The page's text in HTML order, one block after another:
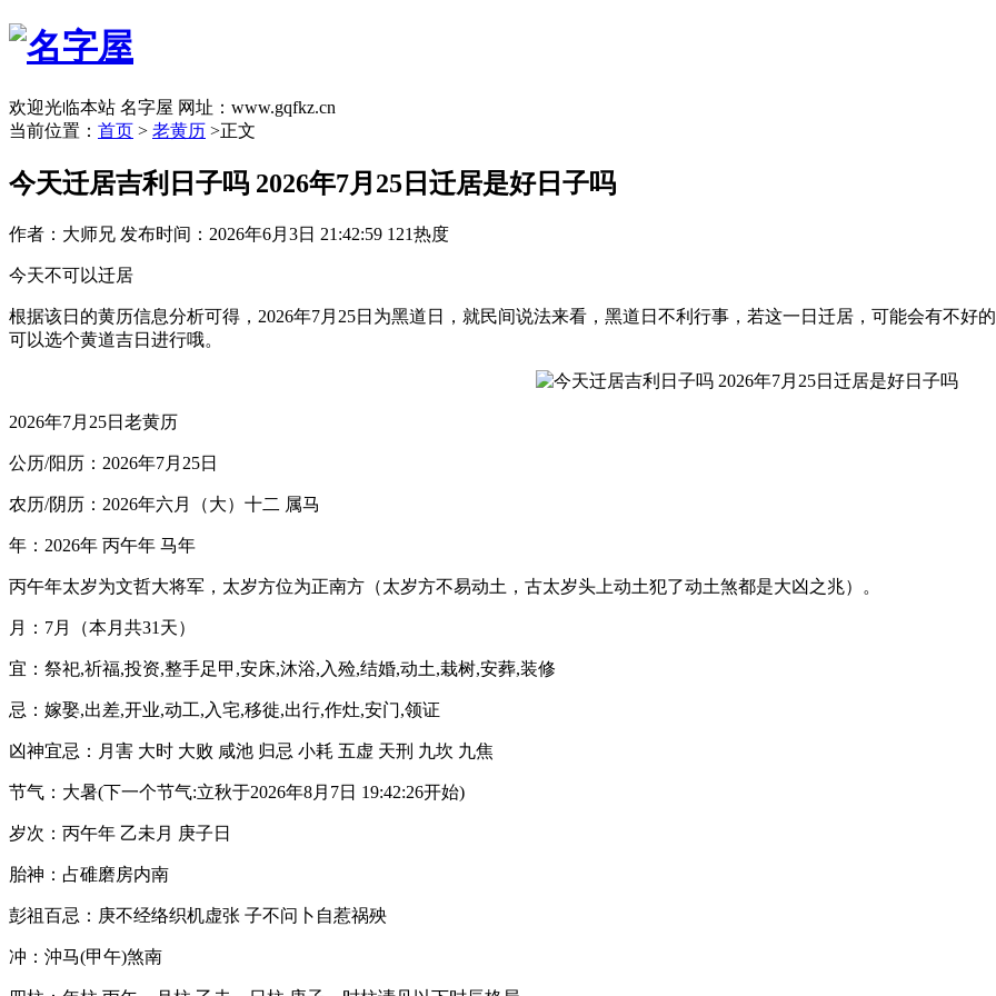
欢迎光临本站 名字屋 网址：www.gqfkz.cn
当前位置： 首页 > 老黄历 >正文
今天迁居吉利日子吗 2026年7月25日迁居是好日子吗
作者：大师兄 发布时间：2026年6月3日 21:42:59 121热度
今天不可以迁居
根据该日的黄历信息分析可得，2026年7月25日为黑道日，就民间说法来看，黑道日不利行事，若这一日迁居，可能会有不好
可以选个黄道吉日进行哦。
2026年7月25日老黄历
公历/阳历：2026年7月25日
农历/阴历：2026年六月（大）十二 属马
年：2026年 丙午年 马年
丙午年太岁为文哲大将军，太岁方位为正南方（太岁方不易动土，古太岁头上动土犯了动土煞都是大凶之兆）。
月：7月（本月共31天）
宜：祭祀,祈福,投资,整手足甲,安床,沐浴,入殓,结婚,动土,栽树,安葬,装修
忌：嫁娶,出差,开业,动工,入宅,移徙,出行,作灶,安门,领证
凶神宜忌：月害 大时 大败 咸池 归忌 小耗 五虚 天刑 九坎 九焦
节气：大暑(下一个节气:立秋于2026年8月7日 19:42:26开始)
岁次：丙午年 乙未月 庚子日
胎神：占碓磨房内南
彭祖百忌：庚不经络织机虚张 子不问卜自惹祸殃
冲：沖马(甲午)煞南